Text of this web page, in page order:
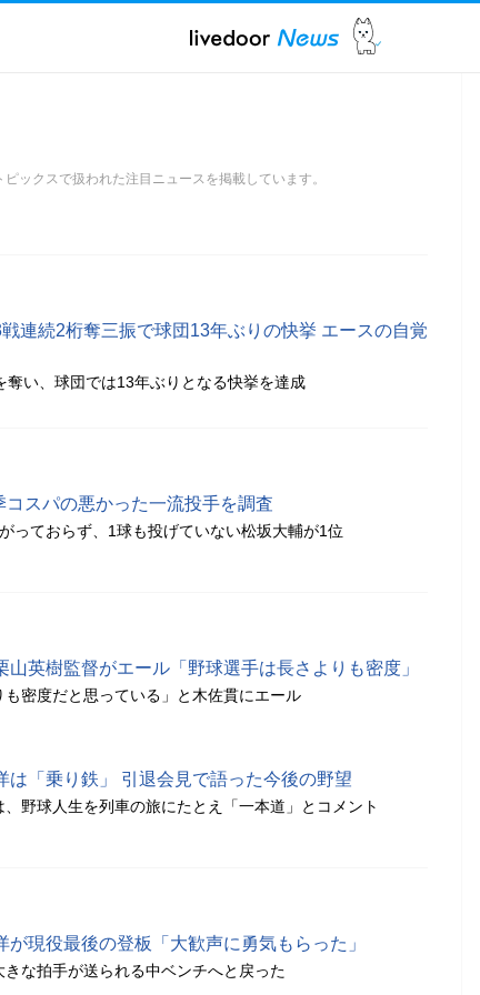
ックスで扱われた注目ニュースを掲載しています。
連続2桁奪三振で球団13年ぶりの快挙 エースの自覚
奪い、球団では13年ぶりとなる快挙を達成
スパの悪かった一流投手を調査
っておらず、1球も投げていない松坂大輔が1位
山英樹監督がエール「野球選手は長さよりも密度」
も密度だと思っている」と木佐貫にエール
は「乗り鉄」 引退会見で語った今後の野望
野球人生を列車の旅にたとえ「一本道」とコメント
が現役最後の登板「大歓声に勇気もらった」
な拍手が送られる中ベンチへと戻った